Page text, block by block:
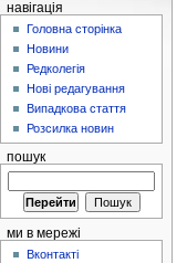
навігація
Головна сторінка
Новини
Редколегія
Нові редагування
Випадкова стаття
Розсилка новин
пошук
ми в мережі
Вконтакті